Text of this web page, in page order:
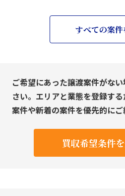
すべての案件
ご希望にあった譲渡案件がな
さい。エリアと業態を登録す
案件や新着の案件を優先的にご
買収希望条件